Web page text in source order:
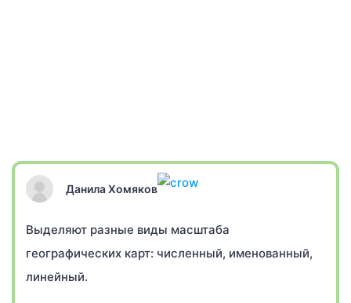
Данила Хомяков
Выделяют разные виды масштаба
географических карт: численный, именованный,
линейный.